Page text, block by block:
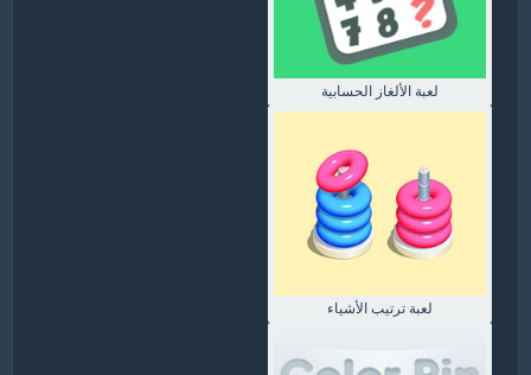
لعبة الألغاز الحسابية
لعبة ترتيب الأشياء